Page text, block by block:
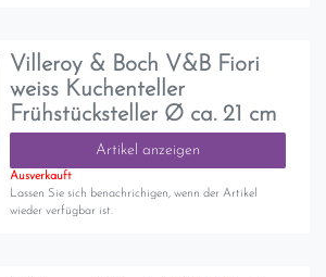
Villeroy & Boch V&B Fiori
weiss Kuchenteller
Frühstücksteller Ø ca. 21 cm
Artikel anzeigen
Ausverkauft
Lassen Sie sich benachrichigen, wenn der Artikel
wieder verfügbar ist.